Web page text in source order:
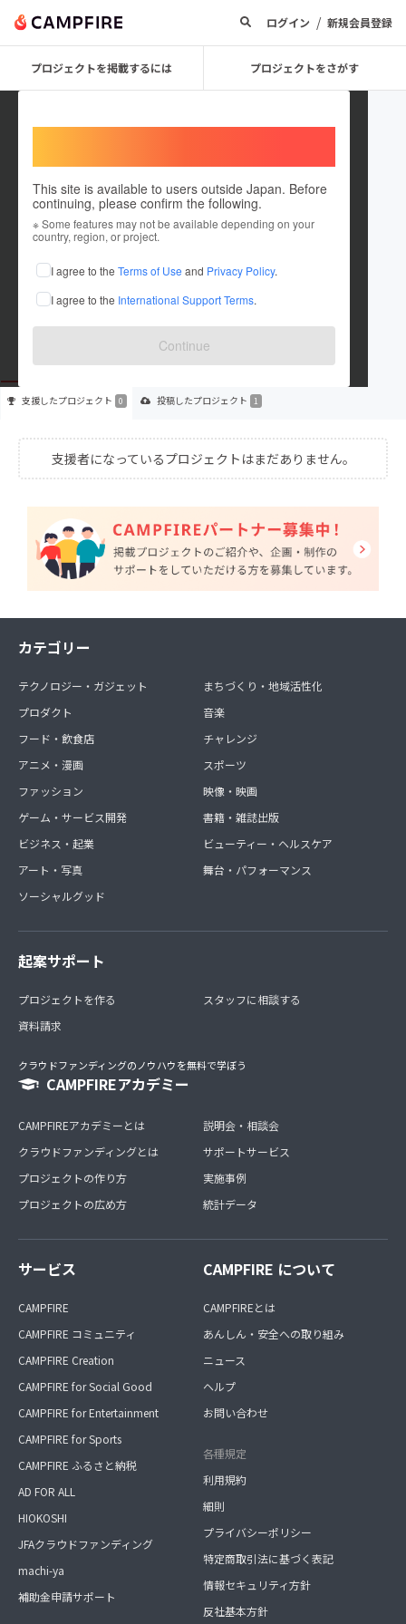
ログイン / 新規会員登録
プロジェクトを掲載するには プロジェクトをさがす
This site is available to users outside Japan. Before
continuing, please confirm the following.
※ Some features may not be available depending on your
country, region, or project.
I agree to the Terms of Use and Privacy Policy.
I agree to the International Support Terms.
Continue
miraihenoipo
これまでに1件のプロジェクトを投稿しています
在住国：未設定
出身国：未設定
支援したプロジェクト 0 投稿したプロジェクト 1
支援者になっているプロジェクトはまだありません。
カテゴリー
テクノロジー・ガジェット
プロダクト
フード・飲食店
アニメ・漫画
ファッション
ゲーム・サービス開発
ビジネス・起業
アート・写真
ソーシャルグッド
まちづくり・地域活性化
音楽
チャレンジ
スポーツ
映像・映画
書籍・雑誌出版
ビューティー・ヘルスケア
舞台・パフォーマンス
起案サポート
プロジェクトを作る
資料請求
スタッフに相談する
クラウドファンディングのノウハウを無料で学ぼう
CAMPFIREアカデミー
CAMPFIREアカデミーとは
クラウドファンディングとは
プロジェクトの作り方
プロジェクトの広め方
説明会・相談会
サポートサービス
実施事例
統計データ
サービス
CAMPFIRE
CAMPFIRE コミュニティ
CAMPFIRE Creation
CAMPFIRE for Social Good
CAMPFIRE for Entertainment
CAMPFIRE for Sports
CAMPFIRE ふるさと納税
AD FOR ALL
HIOKOSHI
JFAクラウドファンディング
machi-ya
補助金申請サポート
CAMPFIRE について
CAMPFIREとは
あんしん・安全への取り組み
ニュース
ヘルプ
お問い合わせ
各種規定
利用規約
細則
プライバシーポリシー
特定商取引法に基づく表記
情報セキュリティ方針
反社基本方針